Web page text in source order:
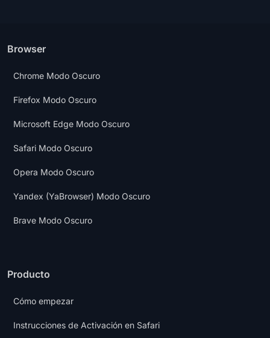
Browser
Chrome Modo Oscuro
Firefox Modo Oscuro
Microsoft Edge Modo Oscuro
Safari Modo Oscuro
Opera Modo Oscuro
Yandex (YaBrowser) Modo Oscuro
Brave Modo Oscuro
Producto
Cómo empezar
Instrucciones de Activación en Safari